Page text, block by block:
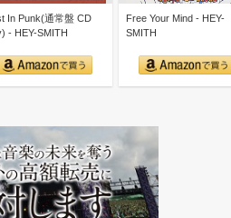
In Punk(通常盤 CD
- HEY-SMITH
Free Your Mind - HEY-
SMITH